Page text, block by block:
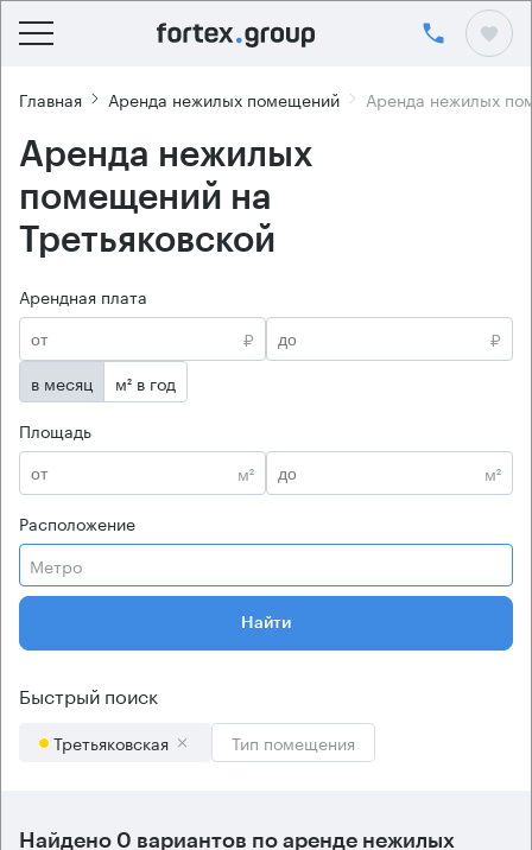
Главная Аренда нежилых помещений Аренда нежилых
Аренда нежилых
помещений на
Третьяковской
Арендная плата
₽
₽
в месяц
м² в год
Площадь
м²
м²
Расположение
Метро
Найти
Быстрый поиск
Третьяковская Тип помещения
Найдено 0 вариантов по аренде нежилых